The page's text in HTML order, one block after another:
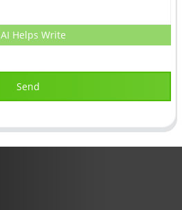
AI Helps Write
Send